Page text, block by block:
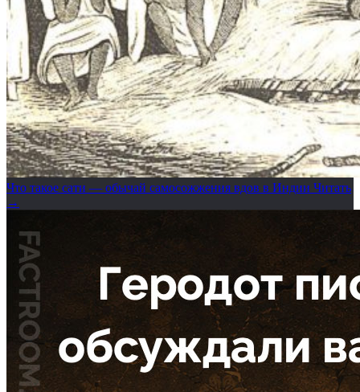
Что такое сати — обычай самосожжения вдов в Индии Читать
→